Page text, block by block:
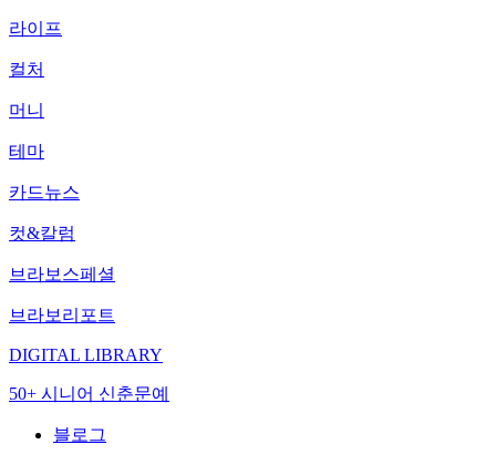
라이프
컬처
머니
테마
카드뉴스
컷&칼럼
브라보스페셜
브라보리포트
DIGITAL LIBRARY
50+ 시니어 신춘문예
블로그